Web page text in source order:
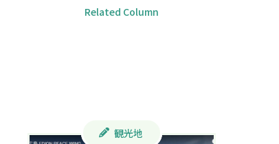
Related Column
観光地